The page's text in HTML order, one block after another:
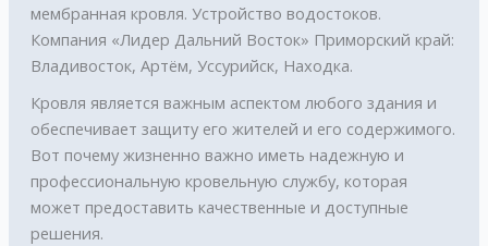
мембранная кровля. Устройство водостоков.
Компания «Лидер Дальний Восток» Приморский край:
Владивосток, Артём, Уссурийск, Находка.
Кровля является важным аспектом любого здания и
обеспечивает защиту его жителей и его содержимого.
Вот почему жизненно важно иметь надежную и
профессиональную кровельную службу, которая
может предоставить качественные и доступные
решения.